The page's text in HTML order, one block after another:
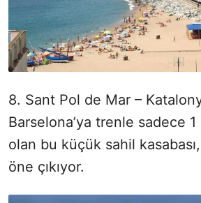
8. Sant Pol de Mar –
Barselona’ya trenle sadece 1
olan bu küçük sahil
öne çıkıyor.